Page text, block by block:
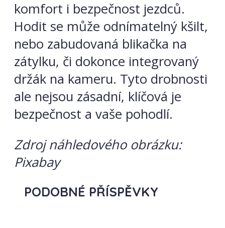
komfort i bezpečnost jezdců.
Hodit se může odnímatelný kšilt,
nebo zabudovaná blikačka na
zátylku, či dokonce integrovaný
držák na kameru. Tyto drobnosti
ale nejsou zásadní, klíčová je
bezpečnost a vaše pohodlí.
Zdroj náhledového obrázku:
Pixabay
PODOBNÉ PŘÍSPĚVKY